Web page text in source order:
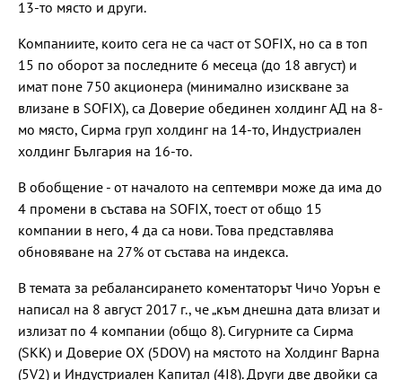
13-то място и други.
Компаниите, които сега не са част от SOFIX, но са в топ
15 по оборот за последните 6 месеца (до 18 август) и
имат поне 750 акционера (минимално изискване за
влизане в SOFIX), са Доверие обединен холдинг АД на 8-
мо място, Сирма груп холдинг на 14-то, Индустриален
холдинг България на 16-то.
В обобщение - от началото на септември може да има до
4 промени в състава на SOFIX, тоест от общо 15
компании в него, 4 да са нови. Това представлява
обновяване на 27% от състава на индекса.
В темата за ребалансирането коментаторът Чичо Уорън е
написал на 8 август 2017 г., че „към днешна дата влизат и
излизат по 4 компании (общо 8). Сигурните са Сирма
(SKK) и Доверие ОХ (5DOV) на мястото на Холдинг Варна
(5V2) и Индустриален Капитал (4I8). Други две двойки са